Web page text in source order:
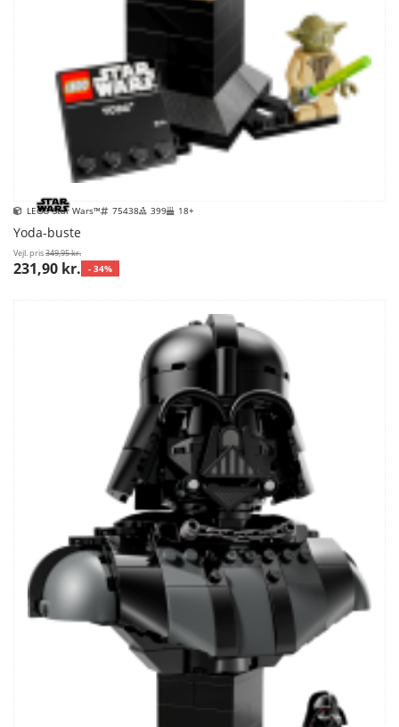
LEGO Star Wars™ 75438 399 18+
Yoda-buste
Vejl. pris349,95 kr.
231,90 kr. - 34%